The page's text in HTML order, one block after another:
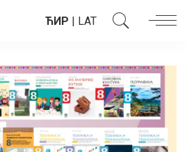
ЋИР | LAT